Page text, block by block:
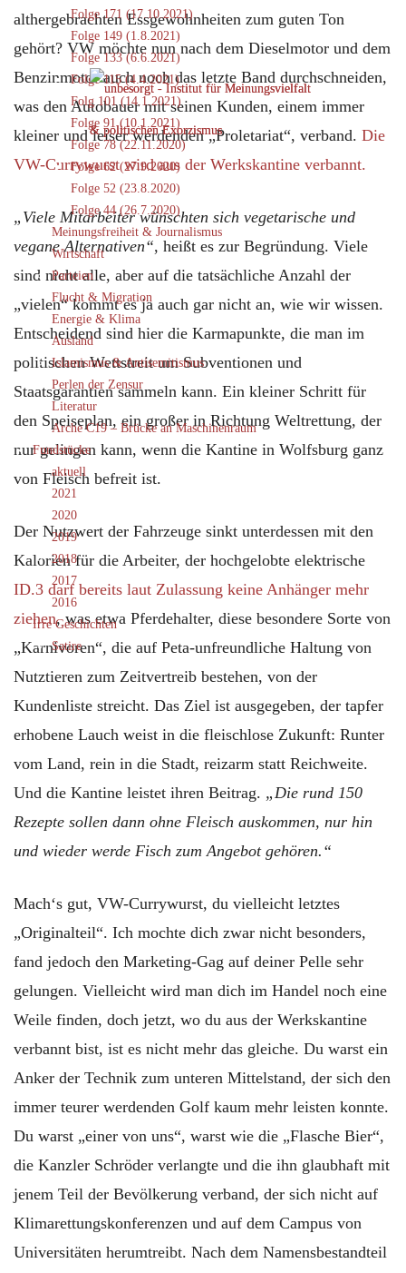
Folge 171 (17.10.2021)
Folge 149 (1.8.2021)
Folge 133 (6.6.2021)
Folge 115 (4.4.2021)
Folg 101 (14.1.2021)
Folge 91 (10.1.2021)
Folge 78 (22.11.2020)
Folge 62 (27.9.2020)
Folge 52 (23.8.2020)
Folge 44 (26.7.2020)
Meinungsfreiheit & Journalismus
Wirtschaft
Parteien
Flucht & Migration
Energie & Klima
Ausland
Islamismus & Antisemitismus
Perlen der Zensur
Literatur
Arche C19 – Brücke an Maschinenraum
Fundstücke
aktuell
2021
2020
2019
2018
2017
2016
Irre Geschichten
Satire
althergebrachten Essgewohnheiten zum guten Ton
gehört? VW möchte nun nach dem Dieselmotor und dem
Benzinmotor auch noch das letzte Band durchschneiden,
was den Autobauer mit seinen Kunden, einem immer
kleiner und leiser werdenden „Proletariat“, verband. Die
VW-Currywurst wird aus der Werkskantine verbannt.
„Viele Mitarbeiter wünschten sich vegetarische und
vegane Alternativen“, heißt es zur Begründung. Viele
sind nicht alle, aber auf die tatsächliche Anzahl der
„vielen“ kommt es ja auch gar nicht an, wie wir wissen.
Entscheidend sind hier die Karmapunkte, die man im
politischen Wettstreit um Subventionen und
Staatsgarantien sammeln kann. Ein kleiner Schritt für
den Speiseplan, ein großer in Richtung Weltrettung, der
nur gelingen kann, wenn die Kantine in Wolfsburg ganz
von Fleisch befreit ist.
Der Nutzwert der Fahrzeuge sinkt unterdessen mit den
Kalorien für die Arbeiter, der hochgelobte elektrische
ID.3 darf bereits laut Zulassung keine Anhänger mehr
ziehen, was etwa Pferdehalter, diese besondere Sorte von
„Karnivoren“, die auf Peta-unfreundliche Haltung von
Nutztieren zum Zeitvertreib bestehen, von der
Kundenliste streicht. Das Ziel ist ausgegeben, der tapfer
erhobene Lauch weist in die fleischlose Zukunft: Runter
vom Land, rein in die Stadt, reizarm statt Reichweite.
Und die Kantine leistet ihren Beitrag. „Die rund 150
Rezepte sollen dann ohne Fleisch auskommen, nur hin
und wieder werde Fisch zum Angebot gehören.“
Mach‘s gut, VW-Currywurst, du vielleicht letztes
„Originalteil“. Ich mochte dich zwar nicht besonders,
fand jedoch den Marketing-Gag auf deiner Pelle sehr
gelungen. Vielleicht wird man dich im Handel noch eine
Weile finden, doch jetzt, wo du aus der Werkskantine
verbannt bist, ist es nicht mehr das gleiche. Du warst ein
Anker der Technik zum unteren Mittelstand, der sich den
immer teurer werdenden Golf kaum mehr leisten konnte.
Du warst „einer von uns“, warst wie die „Flasche Bier“,
die Kanzler Schröder verlangte und die ihn glaubhaft mit
jenem Teil der Bevölkerung verband, der sich nicht auf
Klimarettungskonferenzen und auf dem Campus von
Universitäten herumtreibt. Nach dem Namensbestandteil